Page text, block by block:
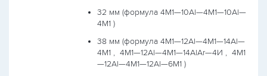
32 мм (формула 4М1—10Al—4М1—10Al—
4М1 )
38 мм (формула 4М1—12Al—4М1—14Al—
4М1 , 4М1—12Al—4М1—14AlAr—4И , 4М1
—12Al—4М1—12Al—6М1 )